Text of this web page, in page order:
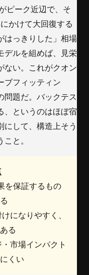
ピーク近辺で、そ
かけて大回復する
っきりした」相場
デルを組めば、見栄
ない。これがクオン
ブフィッティン
問題だ。バックテス
、というのはほぼ宿
にして、構造上そう
と。
を保証するもの
になりやすく、
る
市場インパクト
くい